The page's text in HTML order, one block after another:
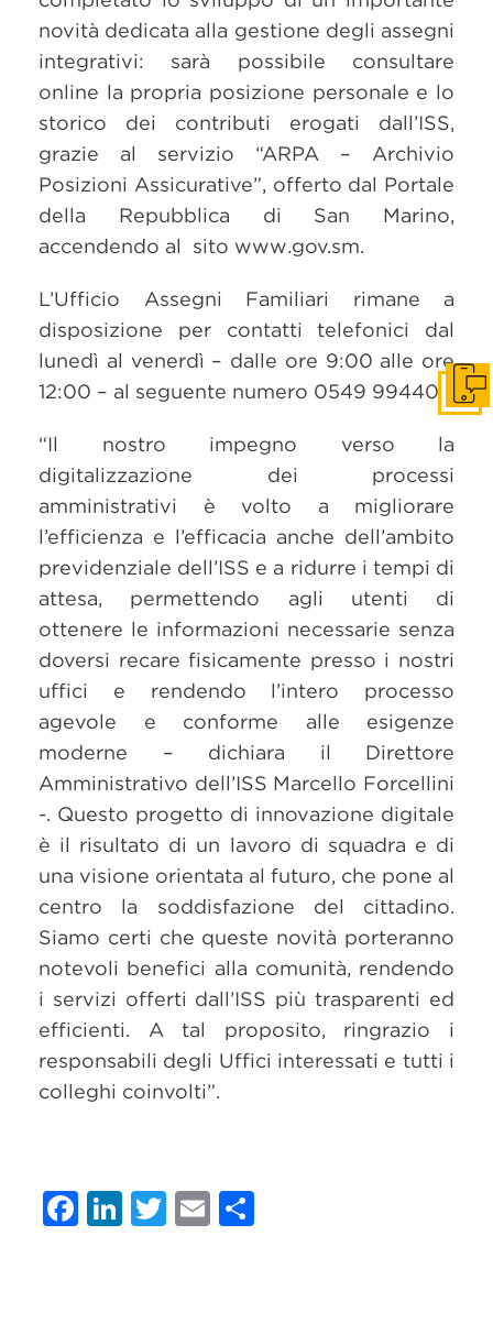
novità dedicata alla gestione degli assegni
integrativi: sarà possibile consultare
online la propria posizione personale e lo
storico dei contributi erogati dall’ISS,
grazie al servizio “ARPA – Archivio
Posizioni Assicurative”, offerto dal Portale
della Repubblica di San Marino,
accendendo al sito www.gov.sm.
L’Ufficio Assegni Familiari rimane a
disposizione per contatti telefonici dal
lunedì al venerdì – dalle ore 9:00 alle ore
12:00 – al seguente numero 0549 994401.
“Il nostro impegno verso la
digitalizzazione dei processi
amministrativi è volto a migliorare
l’efficienza e l’efficacia anche dell’ambito
previdenziale dell’ISS e a ridurre i tempi di
attesa, permettendo agli utenti di
ottenere le informazioni necessarie senza
doversi recare fisicamente presso i nostri
uffici e rendendo l’intero processo
agevole e conforme alle esigenze
moderne – dichiara il Direttore
Amministrativo dell’ISS Marcello Forcellini
-. Questo progetto di innovazione digitale
è il risultato di un lavoro di squadra e di
una visione orientata al futuro, che pone al
centro la soddisfazione del cittadino.
Siamo certi che queste novità porteranno
notevoli benefici alla comunità, rendendo
i servizi offerti dall’ISS più trasparenti ed
efficienti. A tal proposito, ringrazio i
responsabili degli Uffici interessati e tutti i
colleghi coinvolti”.
Facebook
LinkedIn
Twitter
Email
Get